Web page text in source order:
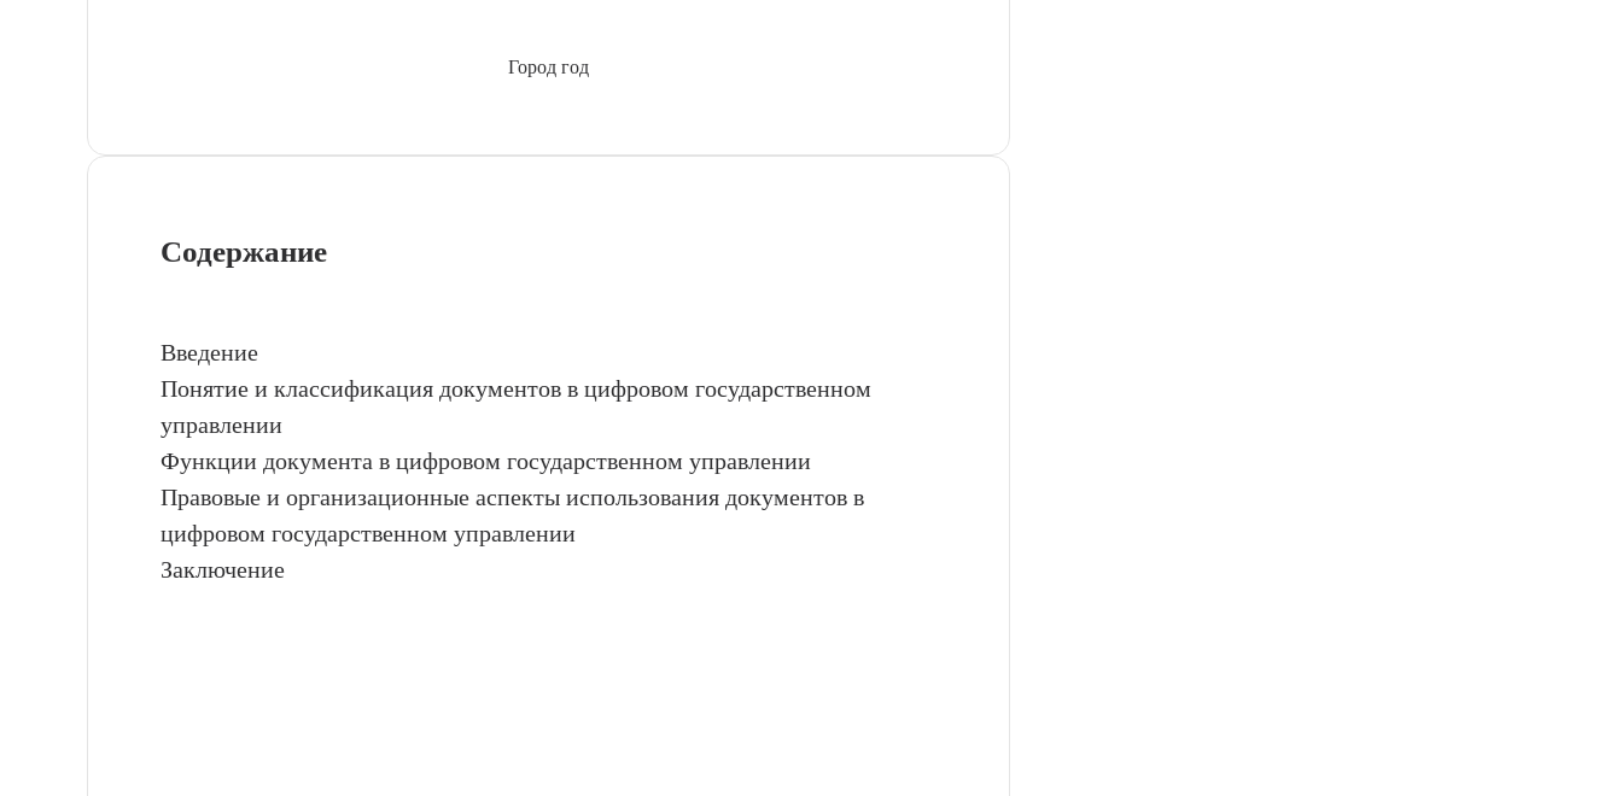
Город год
Содержание
Введение
Понятие и классификация документов в цифровом государственном
управлении
Функции документа в цифровом государственном управлении
Правовые и организационные аспекты использования документов в
цифровом государственном управлении
Заключение